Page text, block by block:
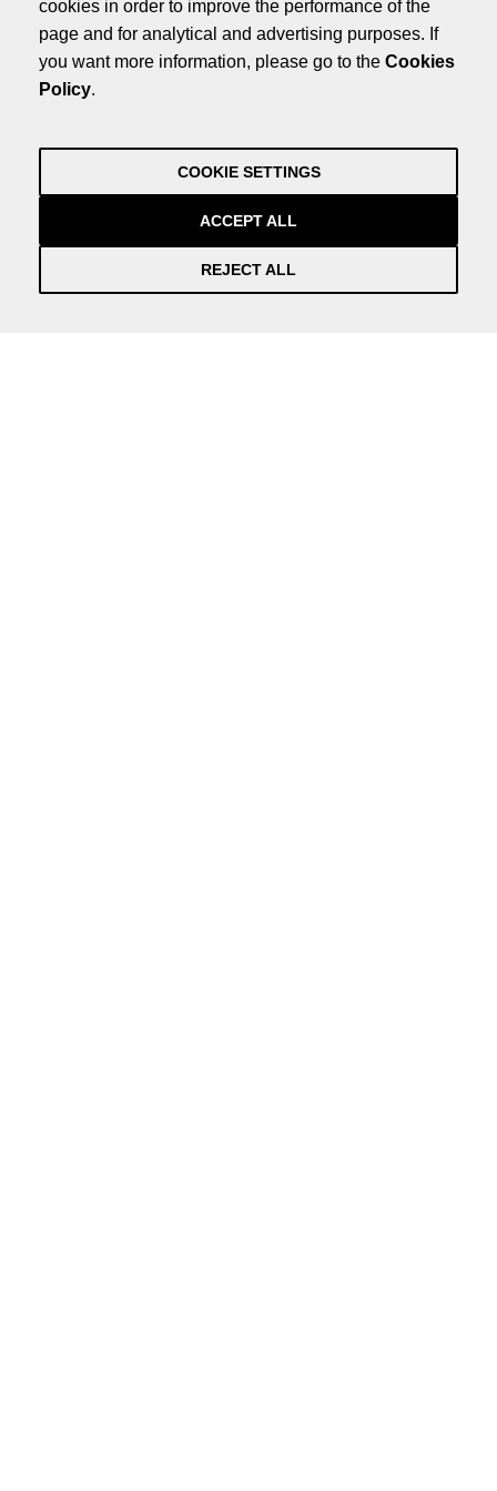
Privacy Policy
Credits
Privacy Policy
cookies in order to improve the performance of the
page and for analytical and advertising purposes. If
you want more information, please go to the Cookies
Policy.
COOKIE SETTINGS
REJECT ALL
ACCEPT ALL